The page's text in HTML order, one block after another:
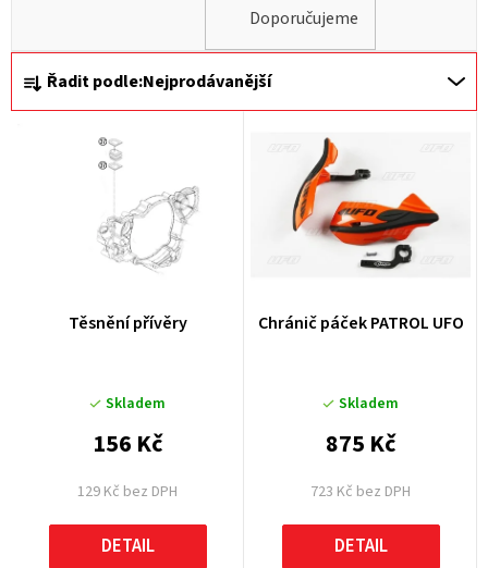
Ř
a
Řadit podle:Nejprodávanější
Doporučujeme
Těsnění přívěry
Skladem
129 Kč bez DPH
156 Kč
DETAIL
Chránič páček PATROL UFO
Skladem
723 Kč bez DPH
875 Kč
DETAIL